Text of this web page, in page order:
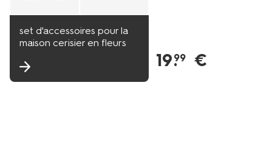
set d'accessoires pour la
maison cerisier en fleurs
19.
99 €